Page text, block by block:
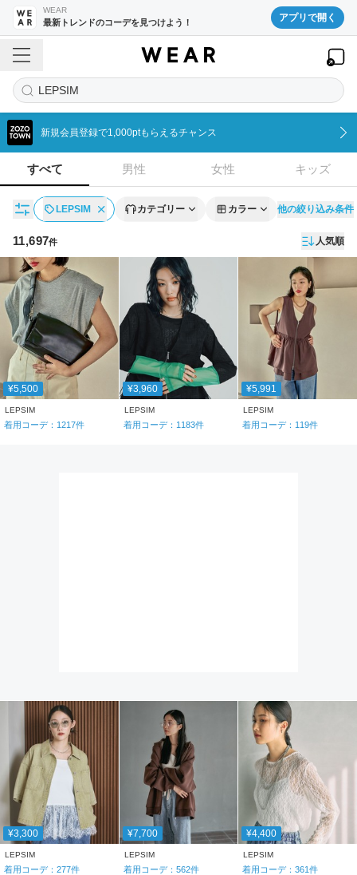
WEAR
最新トレンドのコーデを見つけよう！ アプリで開く
LEPSIM
新規会員登録で1,000ptもらえるチャンス
すべて 男性 女性 キッズ
LEPSIM カテゴリー カラー 他の絞り込み条件
11,697件 人気順
アイテム一覧
¥5,500
LEPSIM
着用コーデ： 1217件
¥3,960
LEPSIM
着用コーデ： 1183件
¥5,991
LEPSIM
着用コーデ： 119件
¥3,300
LEPSIM
着用コーデ： 277件
¥7,700
LEPSIM
着用コーデ： 562件
¥4,400
LEPSIM
着用コーデ：361件